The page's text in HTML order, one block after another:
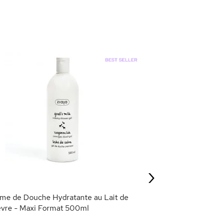
de Douche Hydratante au Lait de
- Maxi Format 500ml
›